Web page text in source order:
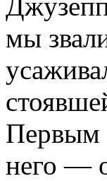
мы
Первым
него —